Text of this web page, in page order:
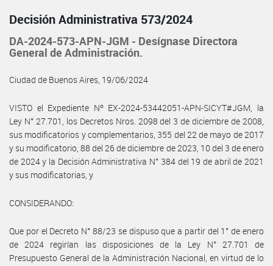
Decisión Administrativa 573/2024
DA-2024-573-APN-JGM - Desígnase Directora
General de Administración.
Ciudad de Buenos Aires, 19/06/2024
VISTO el Expediente Nº EX-2024-53442051-APN-SICYT#JGM, la
Ley N° 27.701, los Decretos Nros. 2098 del 3 de diciembre de 2008,
sus modificatorios y complementarios, 355 del 22 de mayo de 2017
y su modificatorio, 88 del 26 de diciembre de 2023, 10 del 3 de enero
de 2024 y la Decisión Administrativa N° 384 del 19 de abril de 2021
y sus modificatorias, y
CONSIDERANDO:
Que por el Decreto N° 88/23 se dispuso que a partir del 1° de enero
de 2024 regirían las disposiciones de la Ley N° 27.701 de
Presupuesto General de la Administración Nacional, en virtud de lo